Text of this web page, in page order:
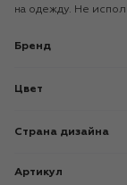
на одежду. Не
Бренд
Цвет
Страна дизайна
Артикул